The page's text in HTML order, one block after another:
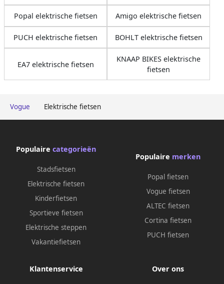
Vogue Elektrische fietsen
Popal elektrische fietsen Amigo elektrische fietsen
PUCH elektrische fietsen BOHLT elektrische fietsen
EA7 elektrische fietsen
KNAAP BIKES elektrische
fietsen
Populaire categorieën
Stadsfietsen
Elektrische fietsen
Kinderfietsen
Sportieve fietsen
Elektrische steppen
Vakantiefietsen
Populaire merken
Popal fietsen
Vogue fietsen
ALTEC fietsen
Cortina fietsen
PUCH fietsen
Klantenservice Over ons